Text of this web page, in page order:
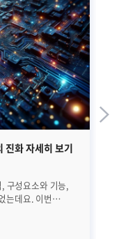
화 자세히 보기
구성요소와 기능,
는데요. 이번